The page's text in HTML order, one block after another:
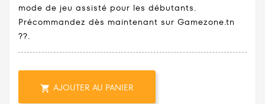
mode de jeu assisté pour les débutants.
Précommandez dès maintenant sur Gamezone.tn
??.
 AJOUTER AU PANIER